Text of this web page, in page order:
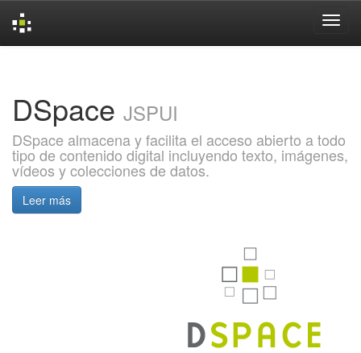
DSpace JSPUI
DSpace almacena y facilita el acceso abierto a todo
tipo de contenido digital incluyendo texto, imágenes,
vídeos y colecciones de datos.
Leer más